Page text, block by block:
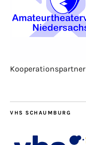
Kooperationspartner
VHS SCHAUMBURG